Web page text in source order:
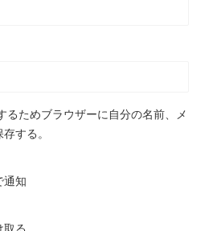
るためブラウザーに自分の名前、メ
する。
通知
取る